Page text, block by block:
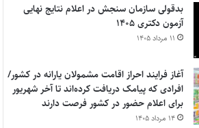
بدقولی سازمان سنجش در اعلام نتایج نهایی
آزمون دکتری ۱۴۰۵
۱۱ مرداد ۱۴۰۵
آغاز فرایند احراز اقامت مشمولان یارانه در کشور/
افرادی که پیامک دریافت کرده‌اند تا آخر شهریور
برای اعلام حضور در کشور فرصت دارند
۱۴ مرداد ۱۴۰۵